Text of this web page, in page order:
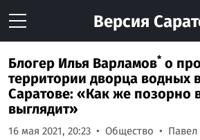
Версия
Блогер Илья Варламов* о
территории дворца водных
Саратове: «Как же позорно
выглядит»
16 мая 2021, 20:23 Общество